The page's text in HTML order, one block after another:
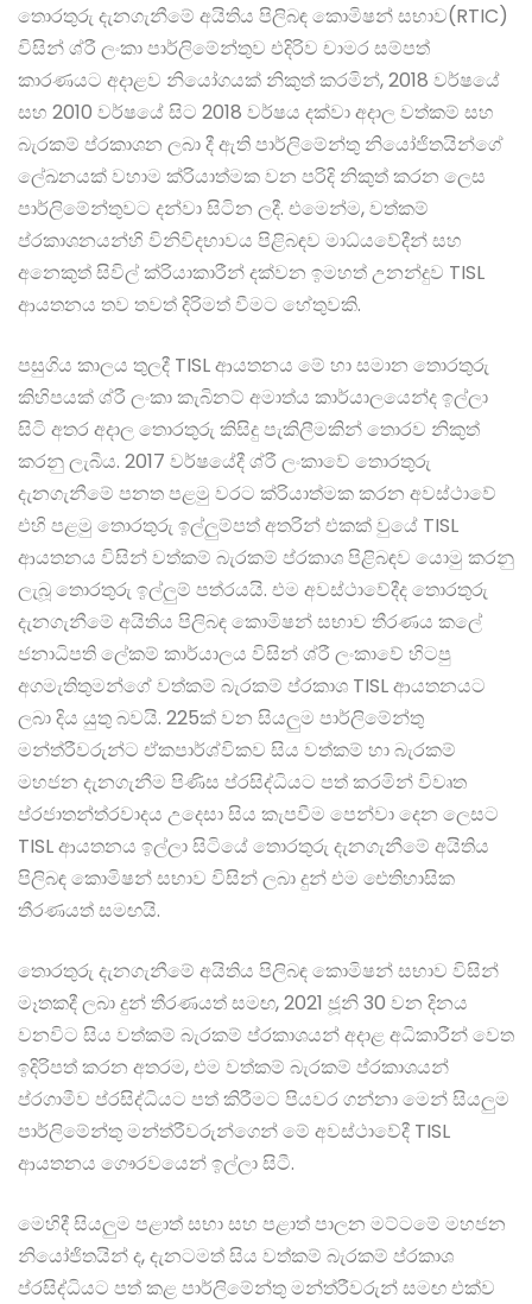
තොරතුරු දැනගැනීමේ අයිතිය පිලිබඳ කොමිෂන් සභාව(RTIC)
විසින් ශ්රී ලංකා පාර්ලිමේන්තුව එදිරිව චාමර සම්පත්
කාරණයට අදාළව නියෝගයක් නිකුත් කරමින්, 2018 වර්ෂයේ
සහ 2010 වර්ෂයේ සිට 2018 වර්ෂය දක්වා අදාල වත්කම් සහ
බැරකම් ප්රකාශන ලබා දී ඇති පාර්ලිමේන්තු නියෝජිතයින්ගේ
ලේඛනයක් වහාම ක්රියාත්මක වන පරිදි නිකුත් කරන ලෙස
පාර්ලිමේන්තුවට දන්වා සිටින ලදී. එමෙන්ම, වත්කම්
ප්රකාශනයන්හි විනිවිදභාවය පිළිබඳව මාධ්යවේදීන් සහ
අනෙකුත් සිවිල් ක්රියාකාරීන් දක්වන ඉමහත් උනන්දුව TISL
ආයතනය තව තවත් දිරිමත් වීමට හේතුවකි.
පසුගිය කාලය තුලදී TISL ආයතනය මේ හා සමාන තොරතුරු
කිහිපයක් ශ්රී ලංකා කැබිනට් අමාත්ය කාර්යාලයෙන්ද ඉල්ලා
සිටි අතර අදාල තොරතුරු කිසිදු පැකිලීමකින් තොරව නිකුත්
කරනු ලැබීය. 2017 වර්ෂයේදී ශ්රී ලංකාවේ තොරතුරු
දැනගැනීමේ පනත පළමු වරට ක්රියාත්මක කරන අවස්ථාවේ
එහි පළමු තොරතුරු ඉල්ලුම්පත් අතරින් එකක් වුයේ TISL
ආයතනය විසින් වත්කම් බැරකම් ප්රකාශ පිළිබඳව යොමු කරනු
ලැබූ තොරතුරු ඉල්ලුම් පත්රයයි. එම අවස්ථාවේදීද තොරතුරු
දැනගැනීමේ අයිතිය පිලිබඳ කොමිෂන් සභාව තීරණය කලේ
ජනාධිපති ලේකම් කාර්යාලය විසින් ශ්රී ලංකාවේ හිටපු
අගමැතිතුමන්ගේ වත්කම් බැරකම් ප්රකාශ TISL ආයතනයට
ලබා දිය යුතු බවයි. 225ක් වන සියලුම පාර්ලිමේන්තු
මන්ත්රීවරුන්ට ඒකපාර්ශ්විකව සිය වත්කම් හා බැරකම්
මහජන දැනගැනීම පිණිස ප්රසිද්ධියට පත් කරමින් විවෘත
ප්රජාතන්ත්රවාදය උදෙසා සිය කැපවීම පෙන්වා දෙන ලෙසට
TISL ආයතනය ඉල්ලා සිටියේ තොරතුරු දැනගැනීමේ අයිතිය
පිලිබඳ කොමිෂන් සභාව විසින් ලබා දුන් එම ඓතිහාසික
තීරණයත් සමඟයි.
තොරතුරු දැනගැනීමේ අයිතිය පිලිබඳ කොමිෂන් සභාව විසින්
මෑතකදී ලබා දුන් තීරණයත් සමඟ, 2021 ජූනි 30 වන දිනය
වනවිට සිය වත්කම් බැරකම් ප්රකාශයන් අදාළ අධිකාරීන් වෙත
ඉදිරිපත් කරන අතරම, එම වත්කම් බැරකම් ප්රකාශයන්
ප්රගාමීව ප්රසිද්ධියට පත් කිරීමට පියවර ගන්නා මෙන් සියලුම
පාර්ලිමේන්තු මන්ත්රීවරුන්ගෙන් මේ අවස්ථාවේදී TISL
ආයතනය ගෞරවයෙන් ඉල්ලා සිටී.
මෙහිදී සියලුම පළාත් සභා සහ පළාත් පාලන මට්ටමේ මහජන
නියෝජිතයින් ද, දැනටමත් සිය වත්කම් බැරකම් ප්රකාශ
ප්රසිද්ධියට පත් කළ පාර්ලිමේන්තු මන්ත්රීවරුන් සමඟ එක්ව